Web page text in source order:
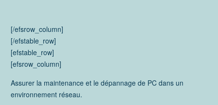
[/efsrow_column]
[/efstable_row]
[efstable_row]
[efsrow_column]
Assurer la maintenance et le dépannage de PC dans un
environnement réseau.